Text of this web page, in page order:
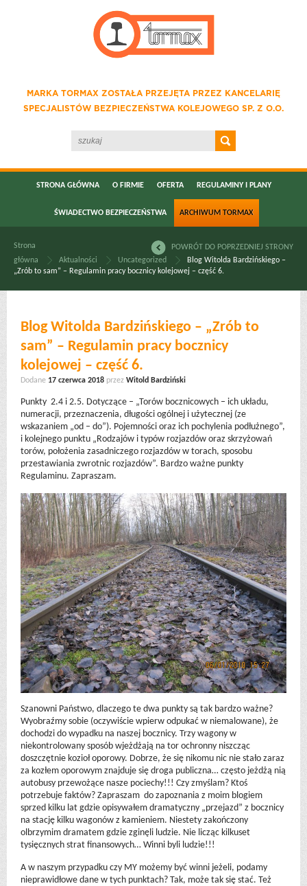
MARKA TORMAX ZOSTAŁA PRZEJĘTA PRZEZ KANCELARIĘ
SPECJALISTÓW BEZPIECZEŃSTWA KOLEJOWEGO SP. Z O.O.
STRONA GŁÓWNA O FIRMIE OFERTA REGULAMINY I PLANY
ŚWIADECTWO BEZPIECZEŃSTWA ARCHIWUM TORMAX
POWRÓT DO POPRZEDNIEJ STRONY
Strona
główna
Aktualności Uncategorized
Blog Witolda Bardzińskiego –
„Zrób to sam” – Regulamin pracy bocznicy kolejowej – część 6.
Blog Witolda Bardzińskiego – „Zrób to
sam” – Regulamin pracy bocznicy
kolejowej – część 6.
Dodane 17 czerwca 2018 przez Witold Bardziński
Punkty 2.4 i 2.5. Dotyczące – „Torów bocznicowych – ich układu,
numeracji, przeznaczenia, długości ogólnej i użytecznej (ze
wskazaniem „od – do”). Pojemności oraz ich pochylenia podłużnego”,
i kolejnego punktu „Rodzajów i typów rozjazdów oraz skrzyżowań
torów, położenia zasadniczego rozjazdów w torach, sposobu
przestawiania zwrotnic rozjazdów”. Bardzo ważne punkty
Regulaminu. Zapraszam.
Szanowni Państwo, dlaczego te dwa punkty są tak bardzo ważne?
Wyobraźmy sobie (oczywiście wpierw odpukać w niemalowane), że
dochodzi do wypadku na naszej bocznicy. Trzy wagony w
niekontrolowany sposób wjeżdżają na tor ochronny niszcząc
doszczętnie kozioł oporowy. Dobrze, że się nikomu nic nie stało zaraz
za kozłem oporowym znajduje się droga publiczna… często jeżdżą nią
autobusy przewożące nasze pociechy!!! Czy zmyślam? Ktoś
potrzebuje faktów? Zapraszam do zapoznania z moim blogiem
sprzed kilku lat gdzie opisywałem dramatyczny „przejazd” z bocznicy
na stację kilku wagonów z kamieniem. Niestety zakończony
olbrzymim dramatem gdzie zginęli ludzie. Nie licząc kilkuset
tysięcznych strat finansowych… Winni byli ludzie!!!
A w naszym przypadku czy MY możemy być winni jeżeli, podamy
nieprawidłowe dane w tych punktach? Tak, może tak się stać. Też